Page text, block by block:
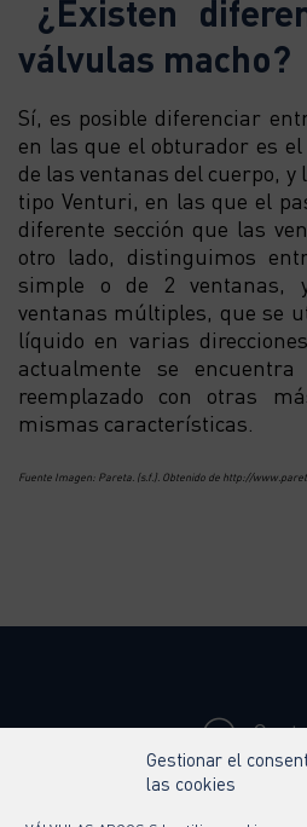
Gestionar el
las cookies
¿Existen
válvulas macho?
Sí, es posible diferenciar
en las que el obturador es
de las ventanas del cuerpo, y
tipo Venturi, en las que el
diferente sección que las
otro lado, distinguimos
simple o de 2 ventanas,
ventanas múltiples, que se
líquido en varias
actualmente se
reemplazado con otras
mismas características.
Fuente Imagen: Pareta. (s.f.). Obtenido de http://
Síguenos